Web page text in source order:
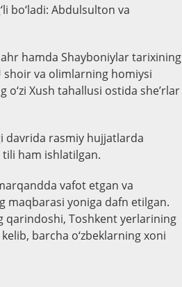
bo‘ladi: Abdulsulton va
hamda Shayboniylar tarixining
va olimlarning homiysi
o‘zi Xush tahallusi ostida sheʼrlar
rasmiy hujjatlarda
tili ham ishlatilgan.
vafot etgan va
maqbarasi yoniga dafn etilgan.
qarindoshi, Toshkent yerlarining
barcha o‘zbeklarning xoni